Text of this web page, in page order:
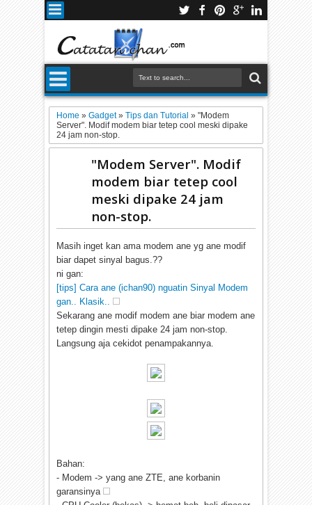
Home »Gadget»Tips dan Tutorial »"Modem
Server". Modif modem biar tetep cool meski dipake
24 jam non-stop.
"Modem Server". Modif
modem biar tetep cool
meski dipake 24 jam
non-stop.
Masih inget kan ama modem ane yg ane modif
biar dapet sinyal bagus.??
ni gan:
[tips] Cara ane (ichan90) nguatin Sinyal Modem
gan.. Klasik..
Sekarang ane modif modem ane biar modem ane
tetep dingin mesti dipake 24 jam non-stop.
Langsung aja cekidot penampakannya.
Bahan:
- Modem -> yang ane ZTE, ane korbanin
garansinya